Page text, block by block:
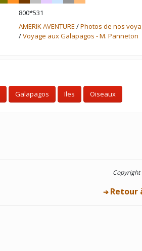
800*531
AMERIK AVENTURE /Photos de nos
/Voyage aux Galapagos - M. Panneton
Galapagos Iles Oiseaux
Copyright
➔ Retour